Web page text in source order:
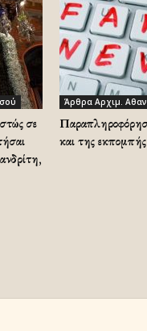
σε
Άρθρα Αρχιμ.
και της